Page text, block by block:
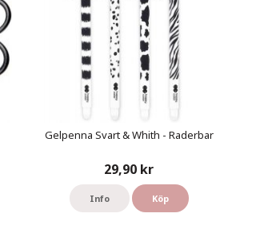
Gelpenna Svart & Whith - Raderbar
29,90 kr
Info Köp